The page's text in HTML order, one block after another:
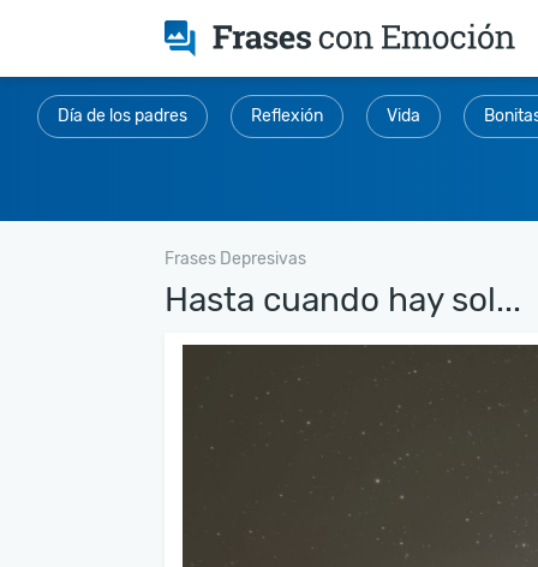
Día de los padres Reflexión Vida
Frases Depresivas
Hasta cuando hay sol...